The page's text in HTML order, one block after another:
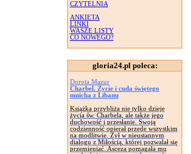
CZYTELNIA
ANKIETA
LINKI
WASZE LISTY
CO NOWEGO?
gloria24.pl poleca:
Dorota Mazur
Charbel. Życie i cuda świętego
mnicha z Libanu
Książka przybliża nie tylko dzieje
życia św. Charbela, ale także jego
duchowość i przesłanie. Swoją
codzienność opierał przede wszystkim
na modlitwie. Żył w nieustannym
dialogu z Miłością, której pozwalał się
przemieniać. Asceza pomagała mu